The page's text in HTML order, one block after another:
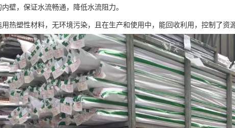
壁，保证水流畅通，降低水流阻力。
用热塑性材料，无环境污染，且在生产和使用中，能回收利用，控制了资